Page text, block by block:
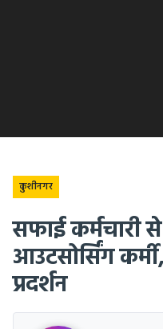
कुशीनगर
सफाई कर्मचारी
आउटसोर्सिंग
प्रदर्शन